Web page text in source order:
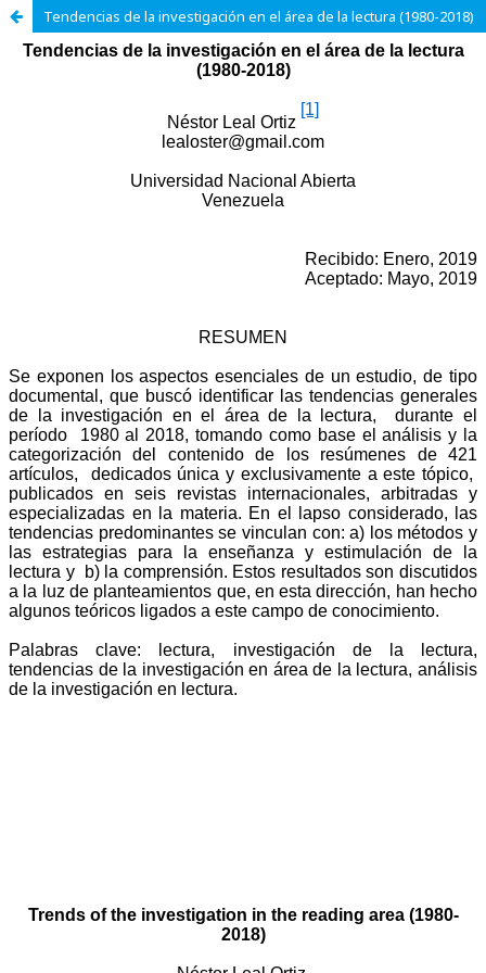
Tendencias de la investigación en el área de la lectura (1980-2018)